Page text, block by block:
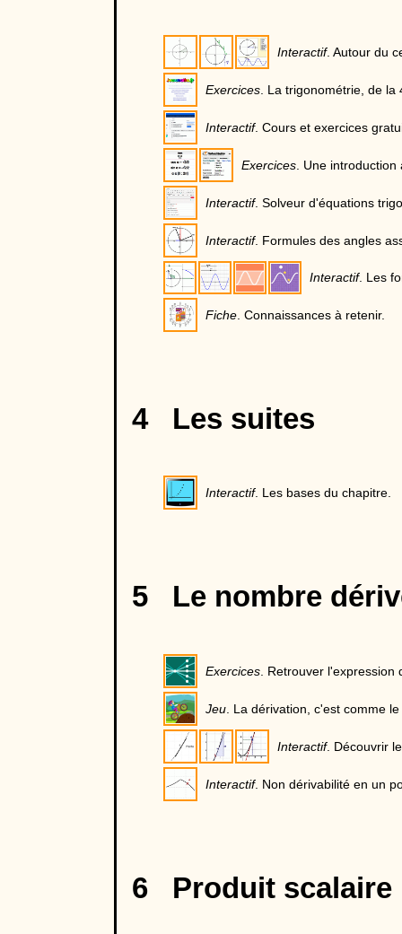
Interactif. Autour du
Exercices . La trigonométrie, de la
Interactif. Cours et exercices
Exercices . Une
Interactif. Solveur d'équations
Interactif. Formules des angles
Interactif. Les
Fiche . Connaissances à retenir.
4 Les suites
Interactif. Les bases du chapitre.
5 Le nombre
Exercices . Retrouver
Jeu . La dérivation, c'est comme
Interactif. Découvrir
Interactif. Non dérivabilité en un
6 Produit scalaire